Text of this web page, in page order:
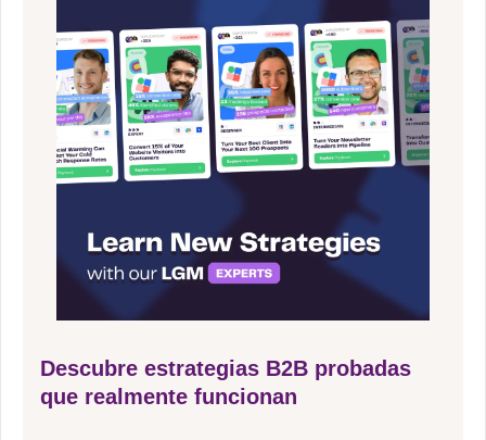
Descubre estrategias B2B probadas
que realmente funcionan